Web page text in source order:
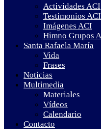
Actividades ACI
Testimonios ACI
Imágenes ACI
Himno Grupos
Santa Rafaela María
Vida
Frases
Noticias
Multimedia
Materiales
Vídeos
Calendario
Contacto